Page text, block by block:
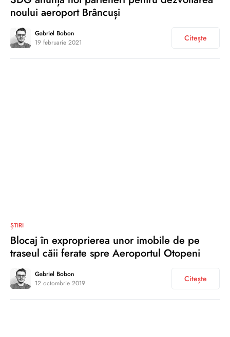
noului aeroport Brâncuși
Gabriel Bobon
19 februarie 2021
Citește
ȘTIRI
Blocaj în exproprierea unor imobile de pe
traseul căii ferate spre Aeroportul Otopeni
Gabriel Bobon
12 octombrie 2019
Citește